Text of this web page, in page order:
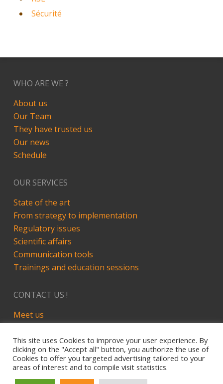
Sécurité
WHO ARE WE ?
About us
Our Team
They have trusted us
Our news
Schedule
OUR SERVICES
State of the art
From strategy to implementation
Regulatory issues
Scientific affairs
Communication tools
Trainings and education sessions
CONTACT US !
Meet us
Site développé par Alez PC - 2019 Legal Notice
This site uses Cookies to improve your user experience. By
clicking on the "Accept all" button, you authorize the use of
Cookies to offer you targeted advertising tailored to your
areas of interest and to compile visit statistics.